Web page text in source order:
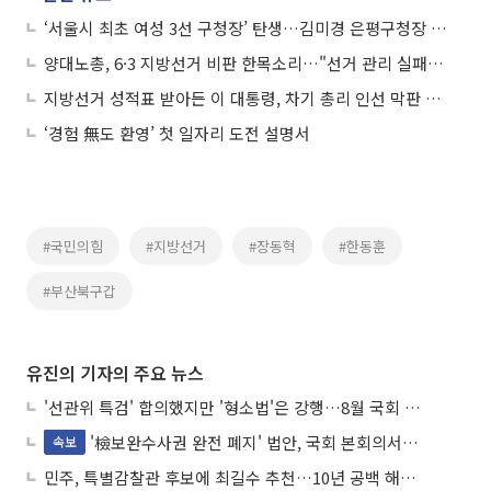
‘서울시 최초 여성 3선 구청장’ 탄생…김미경 은평구청장 공식 구정 복귀
양대노총, 6·3 지방선거 비판 한목소리…"선거 관리 실패·노동 의제 실종"
지방선거 성적표 받아든 이 대통령, 차기 총리 인선 막판 고심
‘경험 無도 환영’ 첫 일자리 도전 설명서
#국민의힘 #지방선거 #장동혁 #한동훈
#부산북구갑
유진의 기자의 주요 뉴스
'선관위 특검' 합의했지만 '형소법'은 강행…8월 국회 '입법 2차전' 예고
속보
'檢보완수사권 완전 폐지' 법안, 국회 본회의서 민주당 주도 통과
민주, 특별감찰관 후보에 최길수 추천…10년 공백 해소 속도